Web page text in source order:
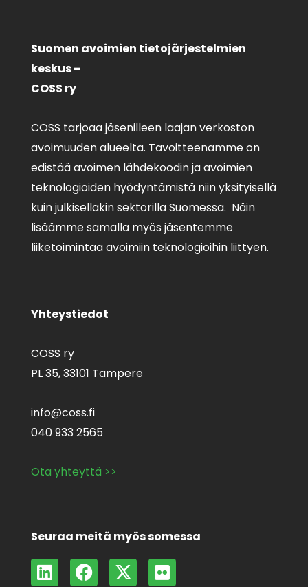
Suomen avoimien tietojärjestelmien
keskus –
COSS ry
COSS tarjoaa jäsenilleen laajan verkoston
avoimuuden alueelta. Tavoitteenamme on
edistää avoimen lähdekoodin ja avoimien
teknologioiden hyödyntämistä niin yksityisellä
kuin julkisellakin sektorilla Suomessa. Näin
lisäämme samalla myös jäsentemme
liiketoimintaa avoimiin teknologioihin liittyen.
Yhteystiedot
COSS ry
PL 35,33101 Tampere
info@coss.fi
040 933 2565
Ota yhteyttä >>
Seuraa meitä myös somessa
L F X F